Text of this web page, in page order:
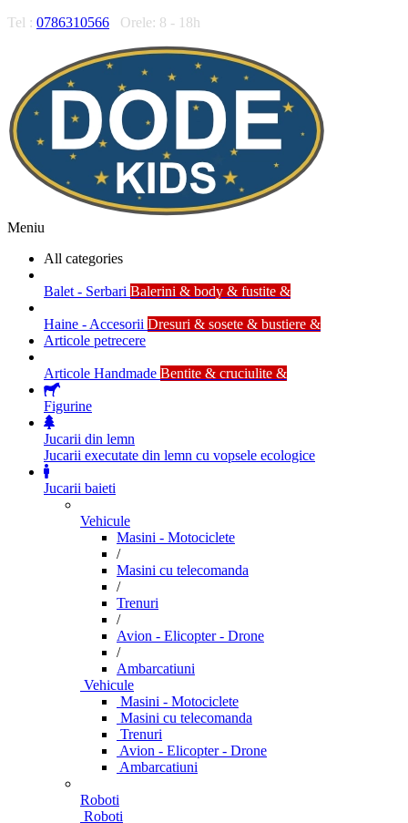
Tel : 0786310566 Orele: 8 - 18h
Meniu
All categories
Balet - Serbari Balerini & body & fustite &
Haine - Accesorii Dresuri & sosete & bustiere &
Articole petrecere
Articole Handmade Bentite & cruciulite &
Figurine
Jucarii din lemn
Jucarii executate din lemn cu vopsele ecologice
Jucarii baieti
Vehicule
Masini - Motociclete
/
Masini cu telecomanda
/
Trenuri
/
Avion - Elicopter - Drone
/
Ambarcatiuni
Vehicule
Masini - Motociclete
Masini cu telecomanda
Trenuri
Avion - Elicopter - Drone
Ambarcatiuni
Roboti
Roboti